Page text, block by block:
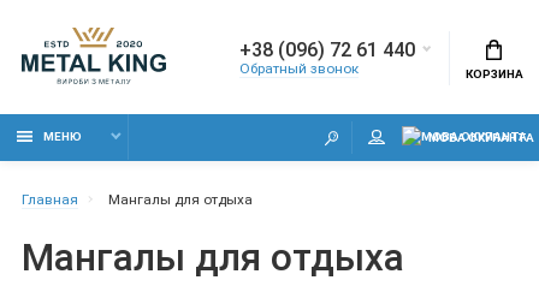
+38 (096) 72 61 440
Обратный звонок КОРЗИНА
МЕНЮ МОВА ОКУПАНТА
Главная Мангалы для отдыха
Мангалы для отдыха